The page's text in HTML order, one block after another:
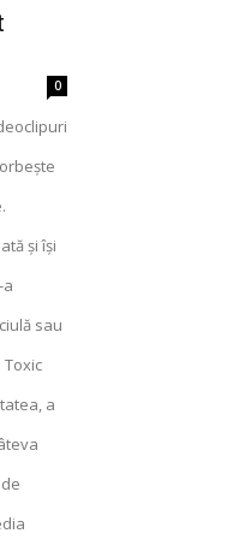
0
și își
sau
a